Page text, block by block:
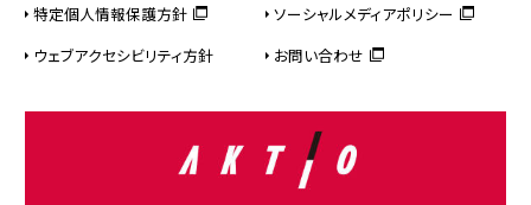
特定個人情報保護方針
ソーシャルメディアポリシー
ウェブアクセシビリティ方針
お問い合わせ